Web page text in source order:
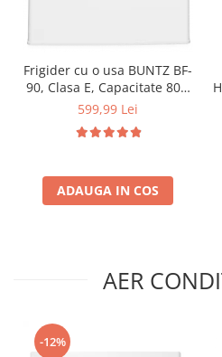
Frigider cu o usa BUNTZ BF-
90, Clasa E, Capacitate 80L,
Iluminare interioara,
cm, Alb
599,99 Lei
ADAUGA IN COS
AER
-12%